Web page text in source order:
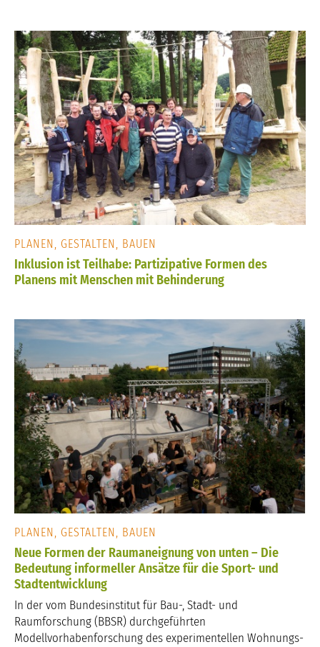
PLANEN, GESTALTEN, BAUEN
Inklusion ist Teilhabe: Partizipative Formen des
Planens mit Menschen mit Behinderung
PLANEN, GESTALTEN, BAUEN
Neue Formen der Raumaneignung von unten – Die
Bedeutung informeller Ansätze für die Sport- und
Stadtentwicklung
In der vom Bundesinstitut für Bau-, Stadt- und
Raumforschung (BBSR) durchgeführten
Modellvorhabenforschung des experimentellen Wohnungs-